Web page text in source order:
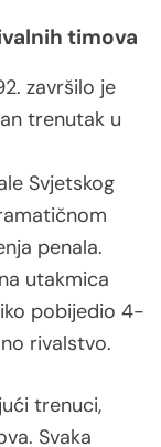
timova
završilo je
trenutak u
Svjetskog
penala.
utakmica
pobijedio 4-
rivalstvo.
trenuci,
Svaka